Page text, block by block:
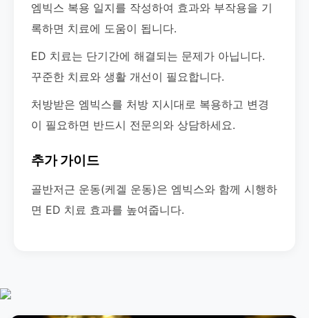
엠빅스 복용 일지를 작성하여 효과와 부작용을 기
록하면 치료에 도움이 됩니다.
ED 치료는 단기간에 해결되는 문제가 아닙니다.
꾸준한 치료와 생활 개선이 필요합니다.
처방받은 엠빅스를 처방 지시대로 복용하고 변경
이 필요하면 반드시 전문의와 상담하세요.
추가 가이드
골반저근 운동(케겔 운동)은 엠빅스와 함께 시행하
면 ED 치료 효과를 높여줍니다.